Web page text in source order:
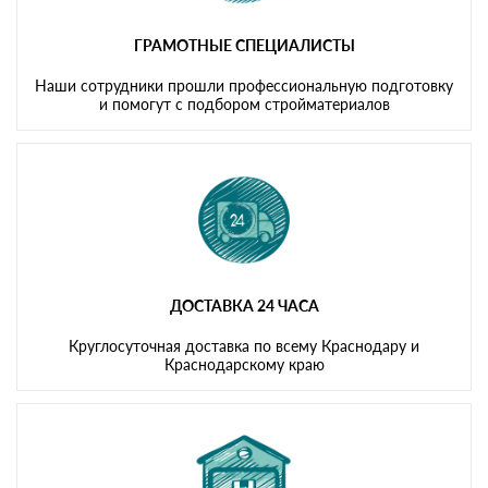
ГРАМОТНЫЕ СПЕЦИАЛИСТЫ
Наши сотрудники прошли профессиональную подготовку
и помогут с подбором стройматериалов
ДОСТАВКА 24 ЧАСА
Круглосуточная доставка по всему Краснодару и
Краснодарскому краю